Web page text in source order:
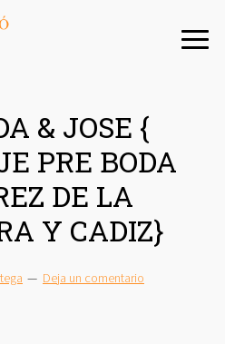
& JOSE {
PRE BODA
DE LA
Y CADIZ}
Deja un comentario